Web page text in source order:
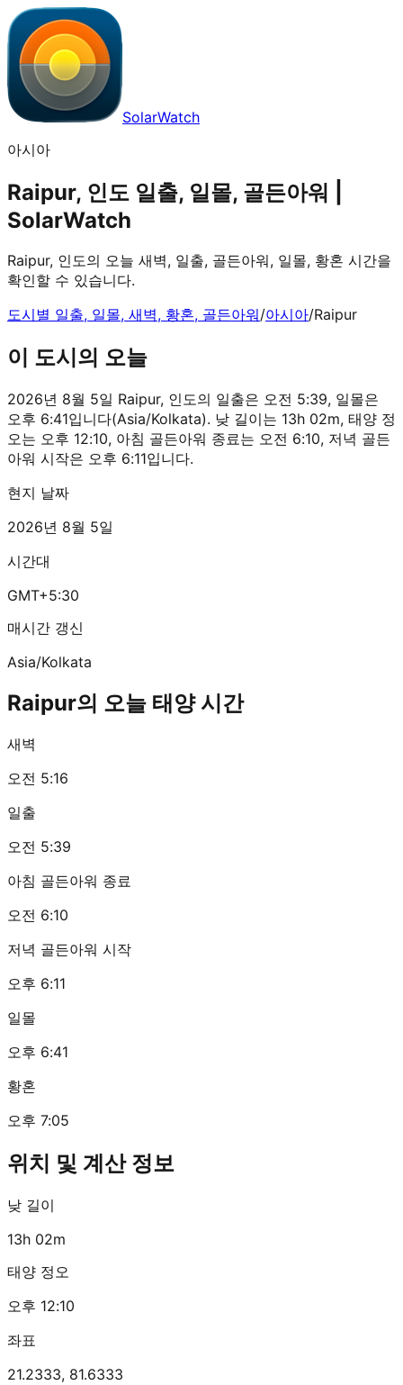
SolarWatch
아시아
Raipur, 인도 일출, 일몰, 골든아워 |
SolarWatch
Raipur, 인도의 오늘 새벽, 일출, 골든아워, 일몰, 황혼 시간을
확인할 수 있습니다.
도시별 일출, 일몰, 새벽, 황혼, 골든아워/아시아/Raipur
이 도시의 오늘
2026년 8월 5일 Raipur, 인도의 일출은 오전 5:39, 일몰은
오후 6:41입니다(Asia/Kolkata). 낮 길이는 13h 02m, 태양 정
오는 오후 12:10, 아침 골든아워 종료는 오전 6:10, 저녁 골든
아워 시작은 오후 6:11입니다.
현지 날짜
2026년 8월 5일
시간대
GMT+5:30
매시간 갱신
Asia/Kolkata
Raipur의 오늘 태양 시간
새벽
오전 5:16
일출
오전 5:39
아침 골든아워 종료
오전 6:10
저녁 골든아워 시작
오후 6:11
일몰
오후 6:41
황혼
오후 7:05
위치 및 계산 정보
낮 길이
13h 02m
태양 정오
오후 12:10
좌표
21.2333, 81.6333